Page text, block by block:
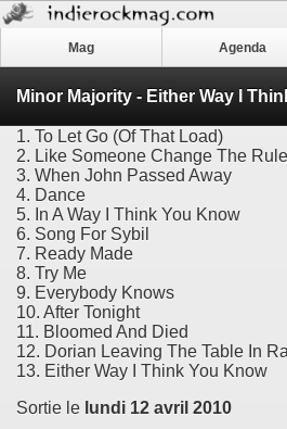
Mag Agenda
Minor Majority - Either Way I
1. To Let Go (Of That Load)
2. Like Someone Change The
3. When John Passed Away
4. Dance
5. In A Way I Think You Know
6. Song For Sybil
7. Ready Made
8. Try Me
9. Everybody Knows
10. After Tonight
11. Bloomed And Died
12. Dorian Leaving The Table In
13. Either Way I Think You Know
Sortie le lundi 12 avril 2010